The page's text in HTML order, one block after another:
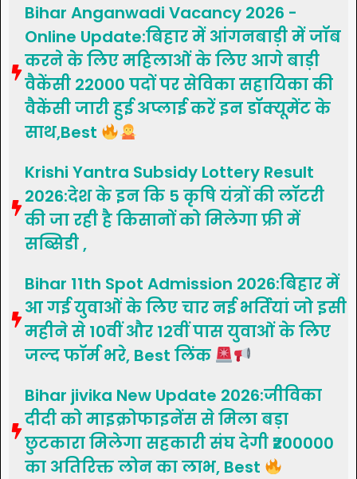
Bihar Anganwadi Vacancy 2026 -
Online Update:बिहार में आंगनबाड़ी में जॉब
करने के लिए महिलाओं के लिए आगे बाड़ी
वैकेंसी 22000 पदों पर सेविका सहायिका की
वैकेंसी जारी हुई अप्लाई करें इन डॉक्यूमेंट के
साथ,Best
Krishi Yantra Subsidy Lottery Result
2026:देश के इन कि 5 कृषि यंत्रों की लॉटरी
की जा रही है किसानों को मिलेगा फ्री में
सब्सिडी ,
Bihar 11th Spot Admission 2026:बिहार में
आ गई युवाओं के लिए चार नई भर्तियां जो इसी
महीने से 10वीं और 12वीं पास युवाओं के लिए
जल्द फॉर्म भरे, Best लिंक
Bihar jivika New Update 2026:जीविका
दीदी को माइक्रोफाइनेंस से मिला बड़ा
छुटकारा मिलेगा सहकारी संघ देगी ₹200000
का अतिरिक्त लोन का लाभ, Best